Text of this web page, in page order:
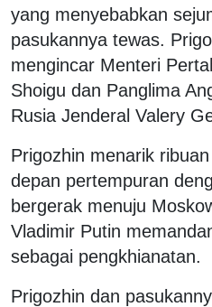
yang menyebabkan
pasukannya tewas.
mengincar Menteri
Shoigu dan Panglima
Rusia Jenderal Valery
Prigozhin menarik
depan pertempuran
bergerak menuju
Vladimir Putin
sebagai pengkhianatan.
Prigozhin dan